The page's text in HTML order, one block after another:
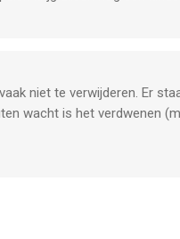
niet te verwijderen. Er
wacht is het verdwenen